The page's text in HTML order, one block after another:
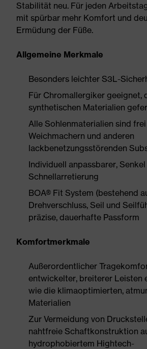
Stabilität neu. Für jeden
mit spürbar mehr Komfort und
Ermüdung der Füße.
Allgemeine Merkmale
Besonders leichter S3L-
Für Chromallergiker geeignet,
synthetischen Materialien
Alle Sohlenmaterialien sind
Weichmachern und anderen
lackbenetzungsstörenden
Individuell anpassbarer,
Schnellarretierung
BOA® Fit System (bestehend
Drehverschluss, Seil und
präzise, dauerhafte Passform
Komfortmerkmale
Außerordentlicher
entwickelter, breiterer Leisten
wie die klimaoptimierten,
Materialien
Zur Vermeidung von
nahtfreie Schaftkonstruktion
hydrophobiertem Hightech-